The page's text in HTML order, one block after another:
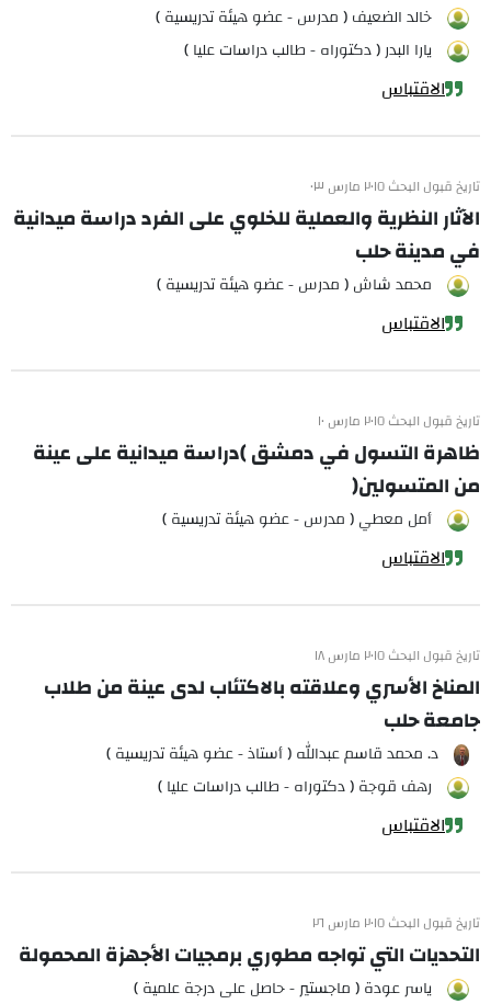
خالد الضعيف ( مدرس - عضو هيئة تدريسية )
يارا البدر ( دكتوراه - طالب دراسات عليا )
الاقتباس
تاريخ قبول البحث ٢٠١٥ مارس ٠٣
الآثار النظرية والعملية للخلوي على الفرد دراسة ميدانية
في مدينة حلب
محمد شاش ( مدرس - عضو هيئة تدريسية )
الاقتباس
تاريخ قبول البحث ٢٠١٥ مارس ١٠
ظاهرة التسول في دمشق )دراسة ميدانية على عينة
من المتسولين(
أمل معطي ( مدرس - عضو هيئة تدريسية )
الاقتباس
تاريخ قبول البحث ٢٠١٥ مارس ١٨
المناخ الأسري وعلاقته بالاكتئاب لدى عينة من طلاب
جامعة حلب
د. محمد قاسم عبدالله ( أستاذ - عضو هيئة تدريسية )
رهف قوجة ( دكتوراه - طالب دراسات عليا )
الاقتباس
تاريخ قبول البحث ٢٠١٥ مارس ٢٦
التحديات التي تواجه مطوري برمجيات الأجهزة المحمولة
ياسر عودة ( ماجستير - حاصل على درجة علمية )